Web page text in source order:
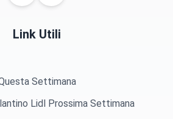
Link Utili
Settimana
Lidl Prossima Settimana